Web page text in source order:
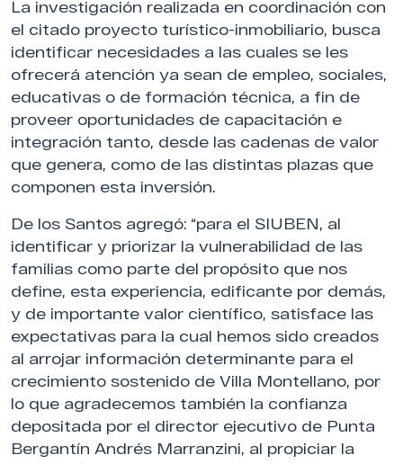
La investigación realizada en coordinación con
el citado proyecto turístico-inmobiliario, busca
identificar necesidades a las cuales se les
ofrecerá atención ya sean de empleo, sociales,
educativas o de formación técnica, a fin de
proveer oportunidades de capacitación e
integración tanto, desde las cadenas de valor
que genera, como de las distintas plazas que
componen esta inversión.
De los Santos agregó: “para el SIUBEN, al
identificar y priorizar la vulnerabilidad de las
familias como parte del propósito que nos
define, esta experiencia, edificante por demás,
y de importante valor científico, satisface las
expectativas para la cual hemos sido creados
al arrojar información determinante para el
crecimiento sostenido de Villa Montellano, por
lo que agradecemos también la confianza
depositada por el director ejecutivo de Punta
Bergantín Andrés Marranzini, al propiciar la